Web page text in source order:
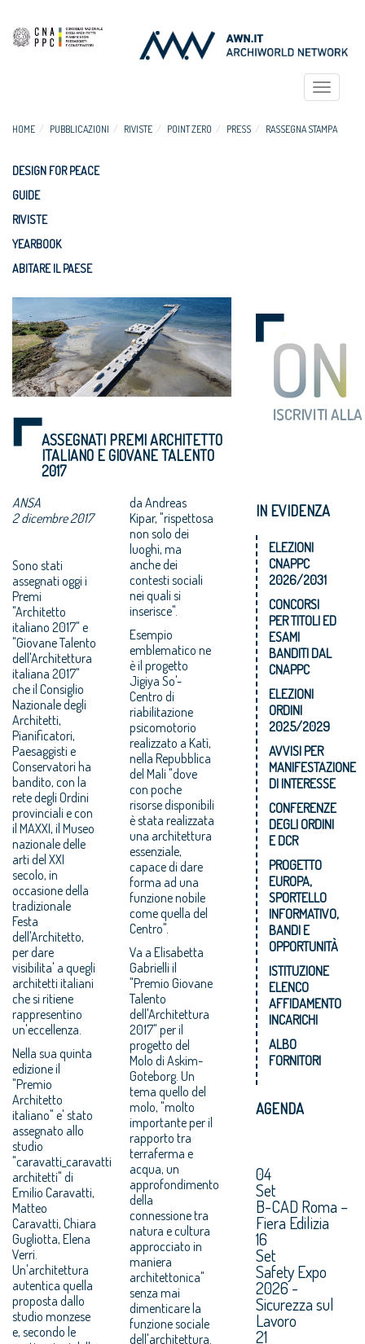
Toggle
HOME PUBBLICAZIONI RIVISTE POINT ZERO PRESS RASSEGNA STAMPA
DESIGN FOR PEACE
GUIDE
RIVISTE
YEARBOOK
ABITARE IL PAESE
ASSEGNATI PREMI ARCHITETTO
ITALIANO E GIOVANE TALENTO
2017
ANSA
2 dicembre 2017
Sono stati
assegnati oggi i
Premi
"Architetto
italiano 2017" e
"Giovane Talento
dell'Architettura
italiana 2017"
che il Consiglio
Nazionale degli
Architetti,
Pianificatori,
Paesaggisti e
Conservatori ha
bandito, con la
rete degli Ordini
provinciali e con
il MAXXI, il Museo
nazionale delle
arti del XXI
secolo, in
occasione della
tradizionale
Festa
dell'Architetto,
per dare
visibilita' a quegli
architetti italiani
che si ritiene
rappresentino
un'eccellenza.
Nella sua quinta
edizione il
"Premio
Architetto
italiano" e' stato
assegnato allo
studio
"caravatti_caravatti
architetti" di
Emilio Caravatti,
Matteo
Caravatti, Chiara
Gugliotta, Elena
Verri.
Un'architettura
autentica quella
proposta dallo
studio monzese
e, secondo le
da Andreas
Kipar, "rispettosa
non solo dei
luoghi, ma
anche dei
contesti sociali
nei quali si
inserisce".
Esempio
emblematico ne
è il progetto
Jigiya So'-
Centro di
riabilitazione
psicomotorio
realizzato a Katì,
nella Repubblica
del Mali "dove
con poche
risorse disponibili
è stata realizzata
una architettura
essenziale,
capace di dare
forma ad una
funzione nobile
come quella del
Centro".
Va a Elisabetta
Gabrielli il
"Premio Giovane
Talento
dell'Architettura
2017" per il
progetto del
Molo di Askim-
Goteborg. Un
tema quello del
molo, "molto
importante per il
rapporto tra
terraferma e
acqua, un
approfondimento
della
connessione tra
natura e cultura
approcciato in
maniera
architettonica"
senza mai
dimenticare la
funzione sociale
dell'architettura.
IN EVIDENZA
ELEZIONI
CNAPPC
2026/2031
CONCORSI
PER TITOLI ED
ESAMI
BANDITI DAL
CNAPPC
ELEZIONI
ORDINI
2025/2029
AVVISI PER
MANIFESTAZIONE
DI INTERESSE
CONFERENZE
DEGLI ORDINI
E DCR
PROGETTO
EUROPA,
SPORTELLO
INFORMATIVO,
BANDI E
OPPORTUNITÀ
ISTITUZIONE
ELENCO
AFFIDAMENTO
INCARICHI
ALBO
FORNITORI
AGENDA
04
Set
B-CAD Roma –
Fiera Edilizia
16
Set
Safety Expo
2026 -
Sicurezza sul
Lavoro
21